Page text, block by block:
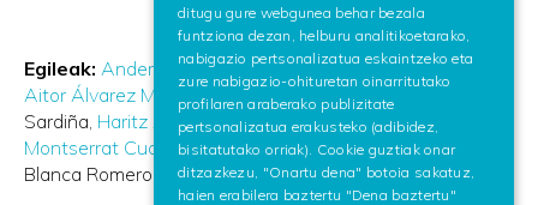
Egileak: Ander González Docasal Naiara Perez Miguel
Aitor Álvarez Muniain Manex Serras Saenz Laura García
Sardiña Haritz Arzelus Irazusta Aitor García Pablos
Montserrat Cuadros Oller Paz Delgado Ane Lazpiur
Blanca Romero
ditugu gure webgunea behar bezala
funtziona dezan, helburu analitikoetarako,
nabigazio pertsonalizatua eskaintzeko eta
zure nabigazio-ohituretan oinarritutako
profilaren araberako publizitate
pertsonalizatua erakusteko (adibidez,
bisitatutako orriak). Cookie guztiak onar
ditzazkezu, "Onartu dena" botoia sakatuz,
haien erabilera baztertu "Dena baztertu"